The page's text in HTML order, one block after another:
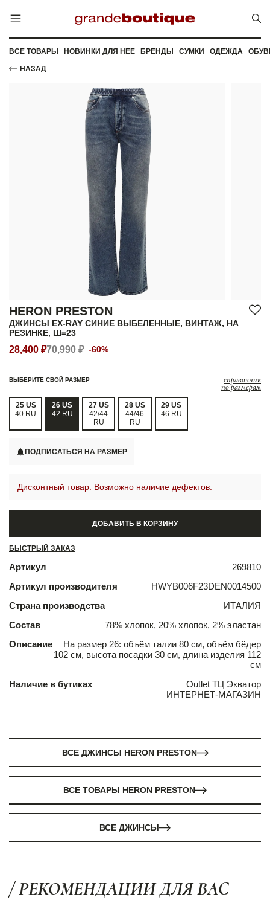
ВСЕ ТОВАРЫ НОВИНКИ ДЛЯ НЕЕ БРЕНДЫ СУМКИ ОДЕЖДА
НАЗАД
HERON PRESTON
ДЖИНСЫ EX-RAY СИНИЕ ВЫБЕЛЕННЫЕ, ВИНТАЖ, НА
РЕЗИНКЕ, Ш=23
28,400 ₽70,990 ₽ -60%
ВЫБЕРИТЕ СВОЙ РАЗМЕР справочник
по размерам
25 US
40 RU
26 US
42 RU
27 US
42/44
RU
28 US
44/46
RU
29 US
46 RU
ПОДПИСАТЬСЯ НА РАЗМЕР
Дисконтный товар. Возможно наличие дефектов.
ДОБАВИТЬ В КОРЗИНУ
БЫСТРЫЙ ЗАКАЗ
Артикул
269810
Артикул производителя
HWYB006F23DEN0014500
Страна производства
ИТАЛИЯ
Состав
78% хлопок, 20% хлопок, 2% эластан
Описание
На размер 26: объём талии 80 см, объём бёдер
102 см, высота посадки 30 см, длина изделия 112
см
Наличие в бутиках
Outlet ТЦ Экватор
ИНТЕРНЕТ-МАГАЗИН
ВСЕ ДЖИНСЫ HERON PRESTON
ВСЕ ТОВАРЫ HERON PRESTON
ВСЕ ДЖИНСЫ
/ РЕКОМЕНДАЦИИ ДЛЯ ВАС